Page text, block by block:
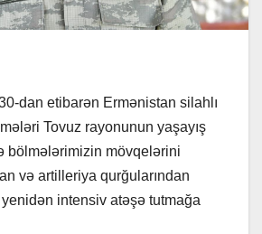
dan etibarən Ermənistan silahlı
Tovuz rayonunun yaşayış
bölmələrimizin mövqelərini
və artilleriya qurğularından
intensiv atəşə tutmağa